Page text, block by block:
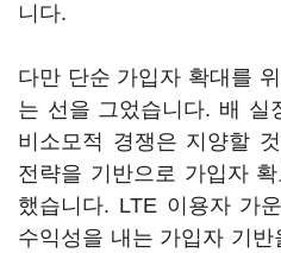
니다.
다만 단순 가입자 확대를
는 선을 그었습니다. 배 실
비소모적 경쟁은 지양할
전략을 기반으로 가입자
했습니다. LTE 이용자 가
수익성을 내는 가입자 기